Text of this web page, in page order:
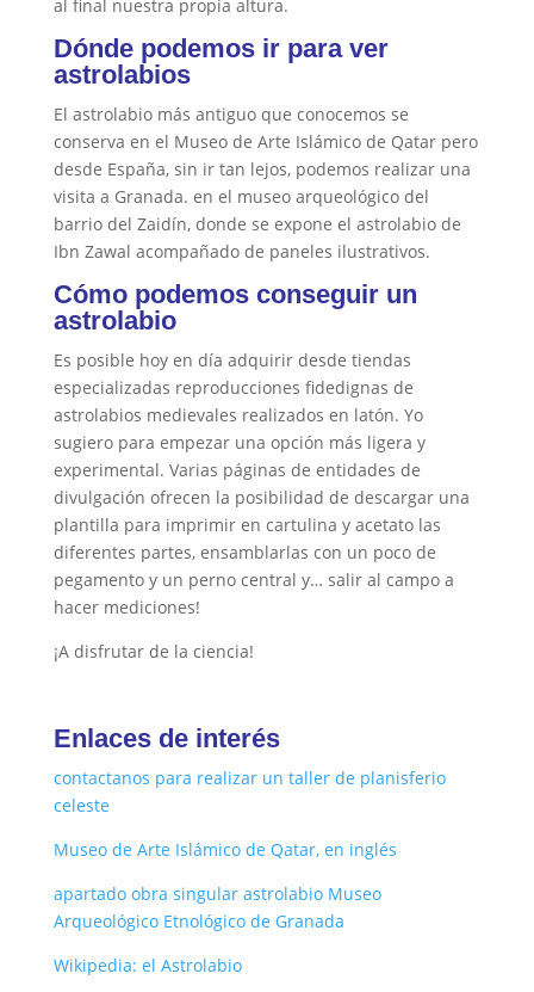
al final nuestra propia altura.
Dónde podemos ir para ver
astrolabios
El astrolabio más antiguo que conocemos se
conserva en el Museo de Arte Islámico de Qatar pero
desde España, sin ir tan lejos, podemos realizar una
visita a Granada. en el museo arqueológico del
barriodel Zaidín, donde se expone el astrolabiode
Ibn Zawal acompañado de paneles ilustrativos.
Cómo podemos conseguir un
astrolabio
Es posible hoy en día adquirir desde tiendas
especializadas reproducciones fidedignas de
astrolabios medievales realizados en latón. Yo
sugiero para empezar una opción más ligera y
experimental. Varias páginas de entidades de
divulgación ofrecen la posibilidad de descargar una
plantilla para imprimir en cartulina y acetato las
diferentes partes, ensamblarlas con un poco de
pegamento y un perno central y… salir al campo a
hacer mediciones!
¡A disfrutar de la ciencia!
Enlaces de interés
contactanos para realizar un taller de planisferio
celeste
Museo de Arte Islámico de Qatar, en inglés
apartado obra singular astrolabio Museo
Arqueológico Etnológico de Granada
Wikipedia: el Astrolabio